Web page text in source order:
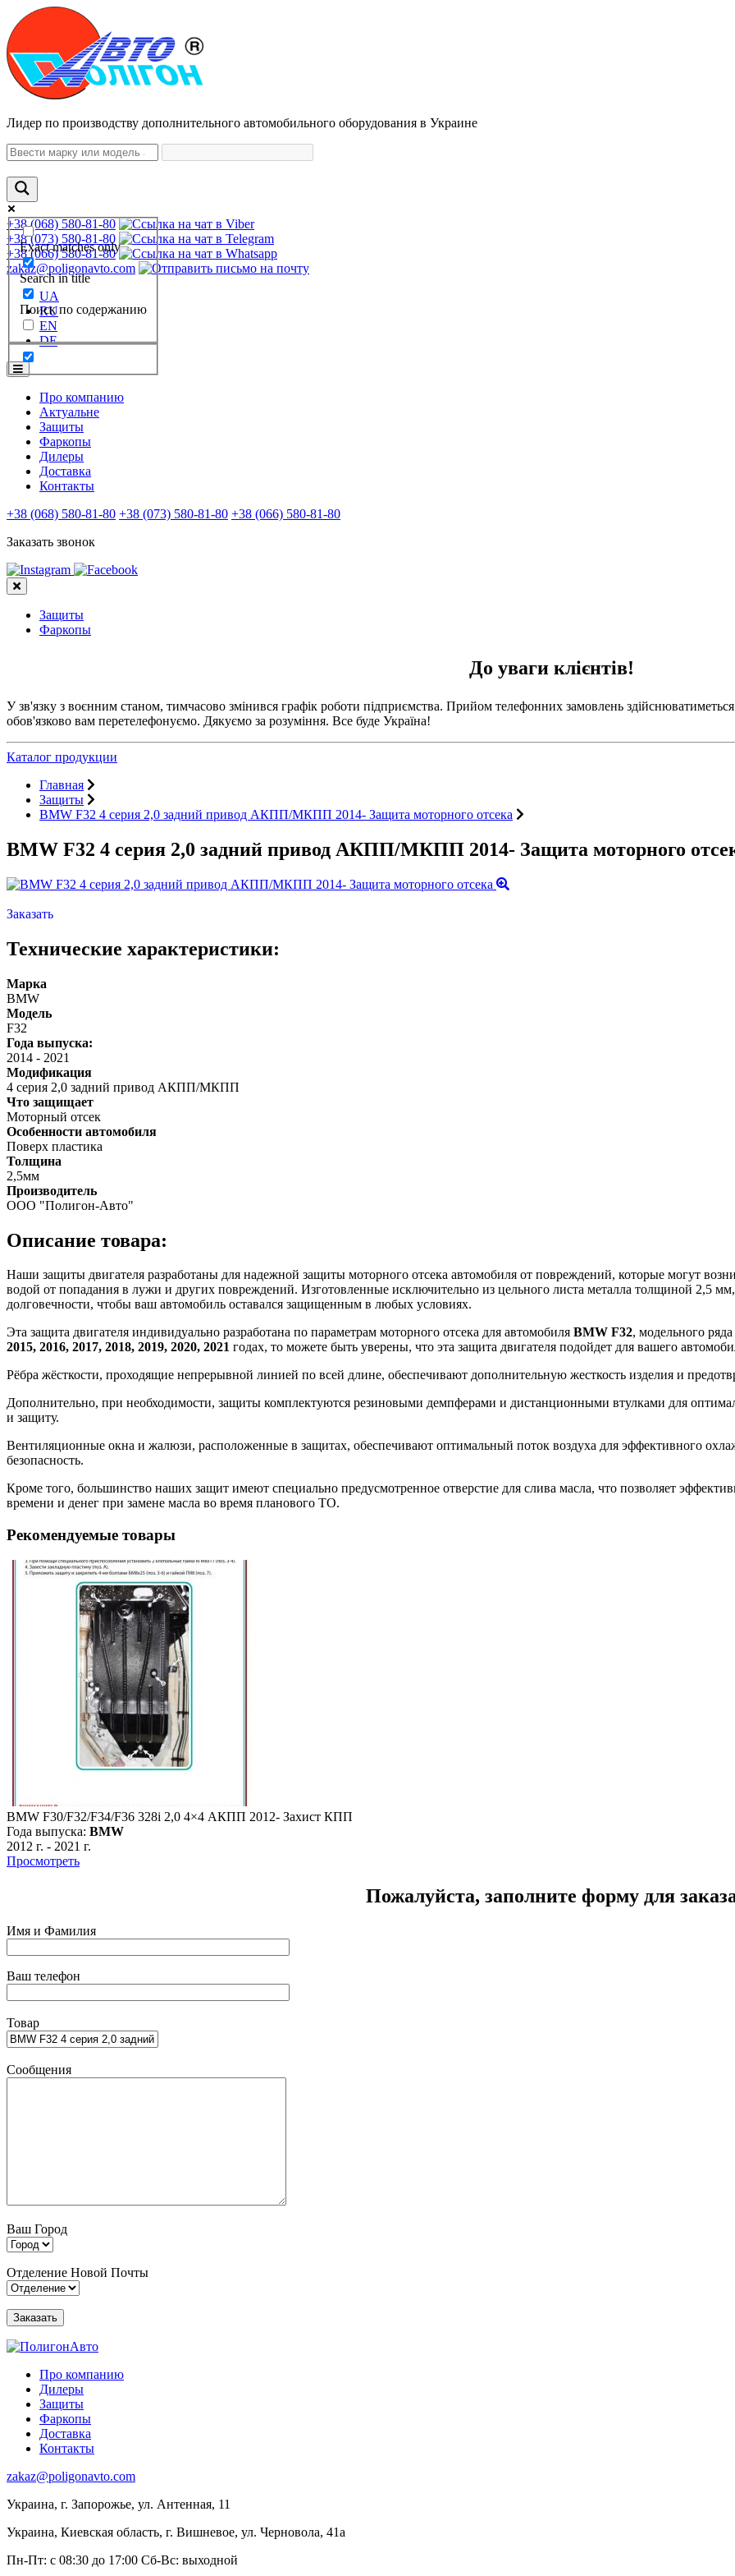
Лидер по производству дополнительного автомобильного оборудования в Украине
Exact matches only
Search in title
Поиск по содержанию
+38 (068) 580-81-80
+38 (073) 580-81-80
+38 (066) 580-81-80
zakaz@poligonavto.com
UA
RU
EN
DE
Про компанию
Актуальне
Защиты
Фаркопы
Дилеры
Доставка
Контакты
+38 (068) 580-81-80 +38 (073) 580-81-80 +38 (066) 580-81-80
Заказать звонок
Защиты
Фаркопы
До уваги клієнтів!
У зв'язку з воєнним станом, тимчасово змінився графік роботи підприємства. Прийом телефонних замовлень
обов'язково вам перетелефонуємо. Дякуємо за розуміння. Все буде Україна!
Каталог продукции
Главная
Защиты
BMW F32 4 серия 2,0 задний привод АКПП/МКПП 2014- Защита моторного отсека
BMW F32 4 серия 2,0 задний привод АКПП/МКПП 2014- Защита моторного
Заказать
Технические характеристики:
Марка
BMW
Модель
F32
Года выпуска:
2014 - 2021
Модификация
4 серия 2,0 задний привод АКПП/МКПП
Что защищает
Моторный отсек
Особенности автомобиля
Поверх пластика
Толщина
2,5мм
Производитель
ООО "Полигон-Авто"
Описание товара:
Наши защиты двигателя разработаны для надежной защиты моторного отсека автомобиля от повреждений, которые могут
водой от попадания в лужи и других повреждений. Изготовленные исключительно из цельного листа металла толщиной 2,5
долговечности, чтобы ваш автомобиль оставался защищенным в любых условиях.
Эта защита двигателя индивидуально разработана по параметрам моторного отсека для автомобиля BMW F32, модельного
2015, 2016, 2017, 2018, 2019, 2020, 2021 годах, то можете быть уверены, что эта защита двигателя подойдет для вашего
Рёбра жёсткости, проходящие непрерывной линией по всей длине, обеспечивают дополнительную жесткость изделия и
Дополнительно, при необходимости, защиты комплектуются резиновыми демпферами и дистанционными втулками для
и защиту.
Вентиляционные окна и жалюзи, расположенные в защитах, обеспечивают оптимальный поток воздуха для эффективного
безопасность.
Кроме того, большинство наших защит имеют специально предусмотренное отверстие для слива масла, что позволяет
времени и денег при замене масла во время планового ТО.
Рекомендуемые товары
BMW F30/F32/F34/F36 328i 2,0 4×4 АКПП 2012- Захист КПП
Года выпуска: BMW
2012 г. - 2021 г.
Просмотреть
Пожалуйста, заполните форму для
Имя и Фамилия
Ваш телефон
Товар
Сообщения
Ваш Город
Отделение Новой Почты
Про компанию
Дилеры
Защиты
Фаркопы
Доставка
Контакты
zakaz@poligonavto.com
Украина, г. Запорожье, ул. Антенная, 11
Украина, Киевская область, г. Вишневое, ул. Черновола, 41а
Пн-Пт: с 08:30 до 17:00 Сб-Вс: выходной